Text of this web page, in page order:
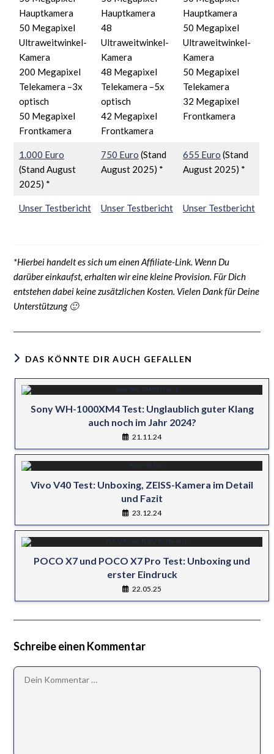
Hauptkamera
50 Megapixel
Ultraweitwinkel-
Kamera
200 Megapixel
Telekamera –3x
optisch
50 Megapixel
Frontkamera
Hauptkamera
48
Ultraweitwinkel-
Kamera
48 Megapixel
Telekamera –5x
optisch
42 Megapixel
Frontkamera
Hauptkamera
50 Megapixel
Ultraweitwinkel-
Kamera
50 Megapixel
Telekamera
32 Megapixel
Frontkamera
1.000 Euro
(Stand August
2025) *
750 Euro (Stand
August 2025) *
655 Euro (Stand
August 2025) *
Unser Testbericht Unser Testbericht Unser Testbericht
*Hierbei handelt es sich um einen Affiliate-Link. Wenn Du
darüber einkaufst, erhalten wir eine kleine Provision. Für Dich
entstehen dabei keine zusätzlichen Kosten. Vielen Dank für Deine
Unterstützung 🙂
DAS KÖNNTE DIR AUCH GEFALLEN
Sony WH-1000XM4 Test: Unglaublich guter Klang
auch noch im Jahr 2024?
21.11.24
Vivo V40 Test: Unboxing, ZEISS-Kamera im Detail
und Fazit
23.12.24
POCO X7 und POCO X7 Pro Test: Unboxing und
erster Eindruck
22.05.25
Schreibe einen Kommentar